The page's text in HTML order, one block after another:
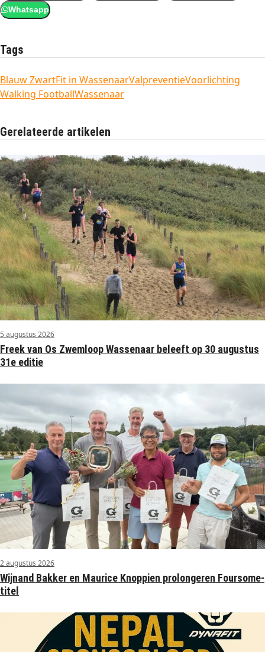
Whatsapp
Tags
Blauw ZwartFit in WassenaarValpreventieVoorlichting
Walking FootballWassenaar
Gerelateerde artikelen
5 augustus 2026
Freek van Os Zwemloop Wassenaar beleeft op 30 augustus
31e editie
2 augustus 2026
Wijnand Bakker en Maurice Knoppien prolongeren Foursome-
titel